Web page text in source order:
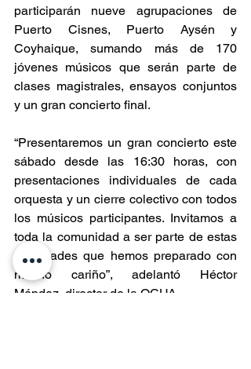
participarán nueve agrupaciones de
Puerto Cisnes, Puerto Aysén y
Coyhaique, sumando más de 170
jóvenes músicos que serán parte de
clases magistrales, ensayos conjuntos
y un gran concierto final.
“Presentaremos un gran concierto este
sábado desde las 16:30 horas, con
presentaciones individuales de cada
orquesta y un cierre colectivo con todos
los músicos participantes. Invitamos a
toda la comunidad a ser parte de estas
actividades que hemos preparado con
mucho cariño”, adelantó Héctor
Méndez, director de la OCUA.